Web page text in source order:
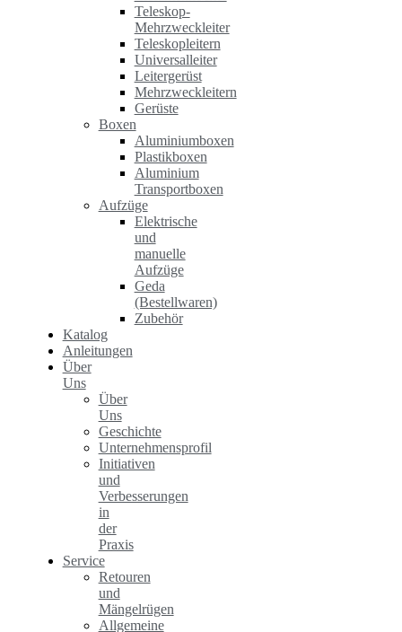
Teleskop-
Mehrzweckleiter
Teleskopleitern
Universalleiter
Leitergerüst
Mehrzweckleitern
Gerüste
Boxen
Aluminiumboxen
Plastikboxen
Aluminium
Transportboxen
Aufzüge
Elektrische
und
manuelle
Aufzüge
Geda
(Bestellwaren)
Zubehör
Katalog
Anleitungen
Über
Uns
Über
Uns
Geschichte
Unternehmensprofil
Initiativen
und
Verbesserungen
in
der
Praxis
Service
Retouren
und
Mängelrügen
Allgemeine